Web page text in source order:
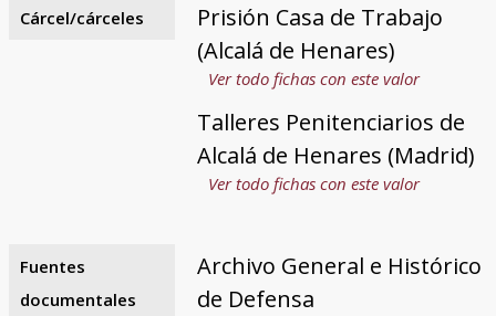
Cárcel/cárceles
Prisión Casa de Trabajo
(Alcalá de Henares)
Ver todo fichas con este valor
Talleres Penitenciarios de
Alcalá de Henares (Madrid)
Ver todo fichas con este valor
Fuentes
documentales
Archivo General e Histórico
de Defensa